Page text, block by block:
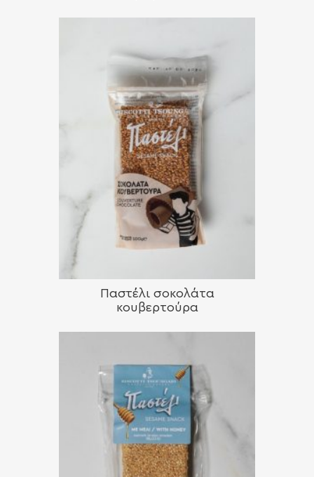
Παστέλι σοκολάτα
κουβερτούρα